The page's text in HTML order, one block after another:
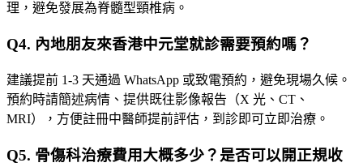
理，避免發展為脊髓型頸椎病。
Q4. 內地朋友來香港中元堂就診需要預約嗎？
建議提前 1-3 天通過 WhatsApp 或致電預約，避免現場久候。
預約時請簡述病情、提供既往影像報告（X 光、CT、
MRI），方便註冊中醫師提前評估，到診即可立即治療。
Q5. 骨傷科治療費用大概多少？是否可以開正規收